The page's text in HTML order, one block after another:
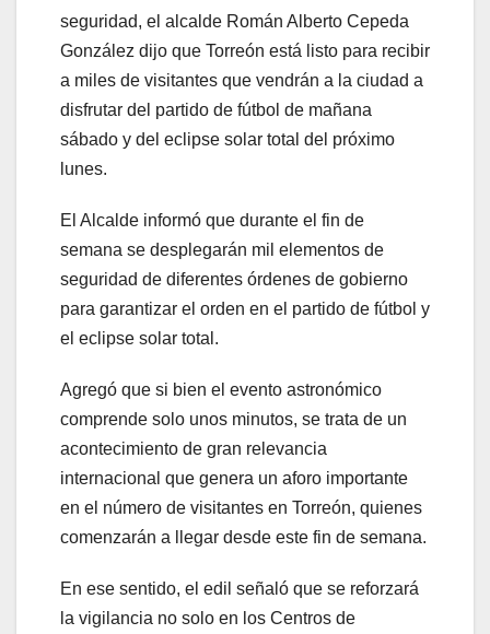
seguridad, el alcalde Román Alberto Cepeda
González dijo que Torreón está listo para recibir
a miles de visitantes que vendrán a la ciudad a
disfrutar del partido de fútbol de mañana
sábado y del eclipse solar total del próximo
lunes.
El Alcalde informó que durante el fin de
semana se desplegarán mil elementos de
seguridad de diferentes órdenes de gobierno
para garantizar el orden en el partido de fútbol y
el eclipse solar total.
Agregó que si bien el evento astronómico
comprende solo unos minutos, se trata de un
acontecimiento de gran relevancia
internacional que genera un aforo importante
en el número de visitantes en Torreón, quienes
comenzarán a llegar desde este fin de semana.
En ese sentido, el edil señaló que se reforzará
la vigilancia no solo en los Centros de